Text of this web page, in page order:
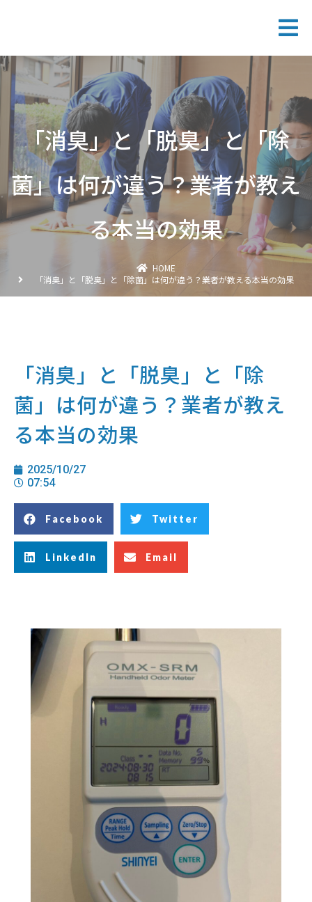
「消臭」と「脱臭」と「除
菌」は何が違う？業者が教え
る本当の効果
HOME
「消臭」と「脱臭」と「除菌」は何が違う？業者が教える本当の効果
「消臭」と「脱臭」と「除
菌」は何が違う？業者が教え
る本当の効果
2025/10/27
07:54
Facebook Twitter
LinkedIn Email